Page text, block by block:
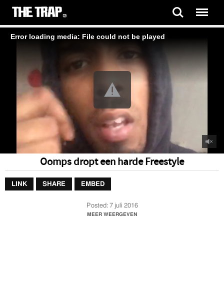
Error loading media: File could not be played
Oomps dropt een harde Freestyle
LINK SHARE EMBED
Posted:7 juli 2016
Oomps dropt een harde Freestyle
MEER WEERGEVEN